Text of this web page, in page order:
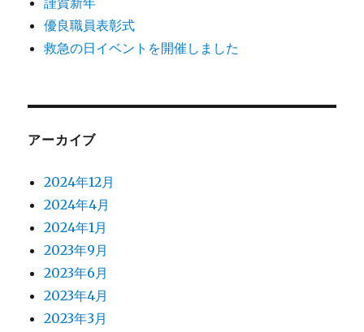
優良職員表彰式
救急の日イベントを開催しました
アーカイブ
2024年12月
2024年4月
2024年1月
2023年9月
2023年6月
2023年4月
2023年3月